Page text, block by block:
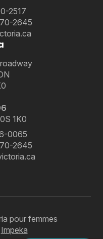
2517
2645
1K0
0065
2645
pour femmes
Impeka